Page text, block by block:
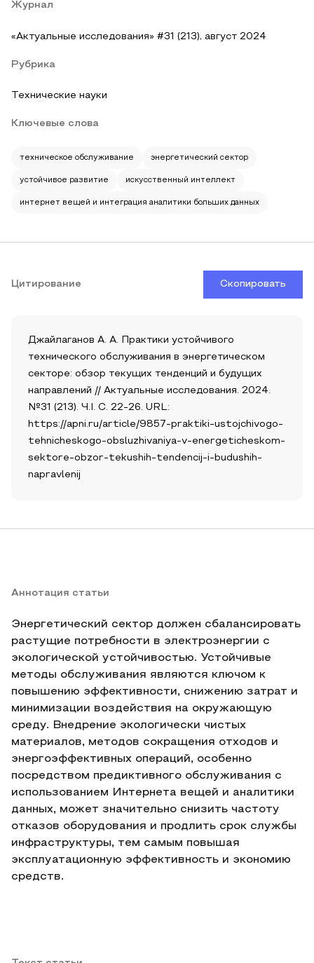
Журнал
«Актуальные исследования» #31 (213), август 2024
Рубрика
Технические науки
Ключевые слова
техническое обслуживание энергетический сектор
устойчивое развитие искусственный интеллект
интернет вещей и интеграция аналитики больших данных
Цитирование Скопировать
Джайлаганов А. А. Практики устойчивого
технического обслуживания в энергетическом
секторе: обзор текущих тенденций и будущих
направлений // Актуальные исследования. 2024.
№31 (213). Ч.I. С. 22-26. URL:
https://apni.ru/article/9857-praktiki-ustojchivogo-
tehnicheskogo-obsluzhivaniya-v-energeticheskom-
sektore-obzor-tekushih-tendencij-i-budushih-
napravlenij
Аннотация статьи
Энергетический сектор должен сбалансировать
растущие потребности в электроэнергии с
экологической устойчивостью. Устойчивые
методы обслуживания являются ключом к
повышению эффективности, снижению затрат и
минимизации воздействия на окружающую
среду. Внедрение экологически чистых
материалов, методов сокращения отходов и
энергоэффективных операций, особенно
посредством предиктивного обслуживания с
использованием Интернета вещей и аналитики
данных, может значительно снизить частоту
отказов оборудования и продлить срок службы
инфраструктуры, тем самым повышая
эксплуатационную эффективность и экономию
средств.